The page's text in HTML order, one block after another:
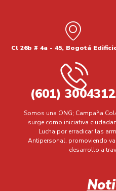
Cl 26b # 4a - 45, Bogotá
(601)
Somos una ONG; Campaña
surge como iniciativa
Lucha por erradicar las
Antipersonal, promoviendo
desarrollo a